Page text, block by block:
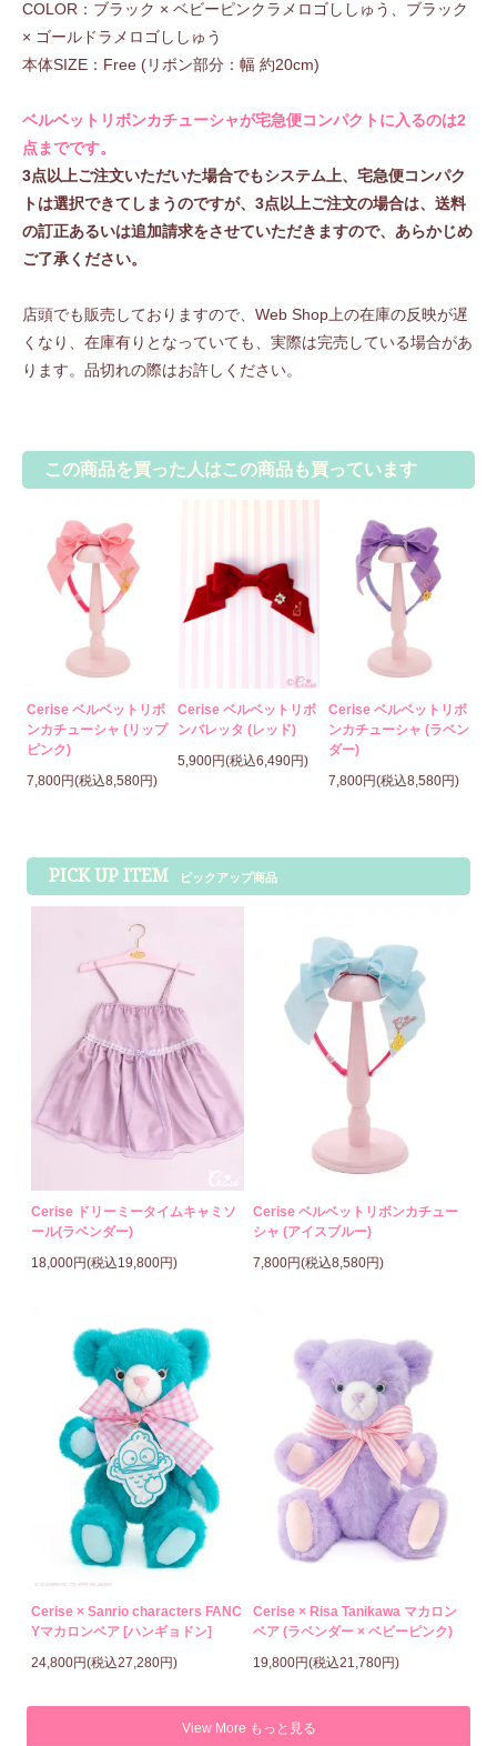
COLOR：ブラック × ベビーピンクラメロゴししゅう、ブラック
× ゴールドラメロゴししゅう
本体SIZE：Free (リボン部分：幅 約20cm)
ベルベットリボンカチューシャが宅急便コンパクトに入るのは2
点までです。
3点以上ご注文いただいた場合でもシステム上、宅急便コンパク
トは選択できてしまうのですが、3点以上ご注文の場合は、送料
の訂正あるいは追加請求をさせていただきますので、あらかじめ
ご了承ください。
店頭でも販売しておりますので、Web Shop上の在庫の反映が遅
くなり、在庫有りとなっていても、実際は完売している場合があ
ります。品切れの際はお許しください。
この商品を買った人はこの商品も買っています
Cerise ベルベットリボ
ンカチューシャ (リップ
ピンク)
7,800円(税込8,580円)
Cerise ベルベットリボ
ンバレッタ (レッド)
5,900円(税込6,490円)
Cerise ベルベットリボ
ンカチューシャ (ラベン
ダー)
7,800円(税込8,580円)
PICK UP ITEM ピックアップ商品
Cerise ドリーミータイムキャミソ
ール(ラベンダー)
18,000円(税込19,800円)
Cerise ベルベットリボンカチュー
シャ (アイスブルー)
7,800円(税込8,580円)
Cerise × Sanrio characters FANC
Yマカロンベア [ハンギョドン]
24,800円(税込27,280円)
Cerise × Risa Tanikawa マカロン
ベア (ラベンダー × ベビーピンク)
19,800円(税込21,780円)
View More もっと見る